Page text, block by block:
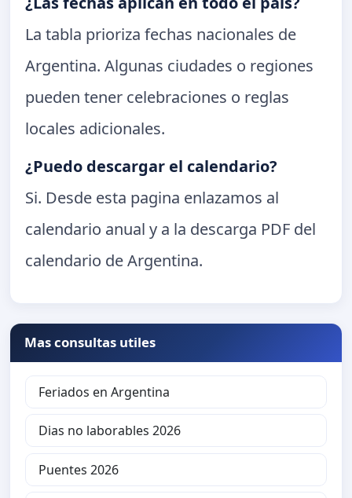
La tabla prioriza fechas nacionales de
Argentina. Algunas ciudades o regiones
pueden tener celebraciones o reglas
locales adicionales.
¿Puedo descargar el calendario?
Si. Desde esta pagina enlazamos al
calendario anual y a la descarga PDF del
calendario de Argentina.
Mas consultas utiles
Feriados en Argentina
Dias no laborables 2026
Puentes 2026